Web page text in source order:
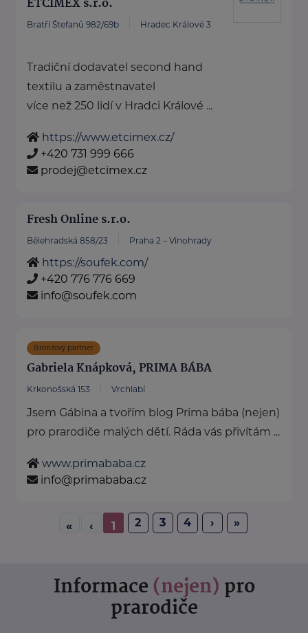
ETCIMEX s.r.o.
Bratří Štefanů 982/69b Hradec Králové 3
Tradiční dodavatel second hand
textilu a zaměstnavatel
více než 250 lidí v Hradci Králové ...
https://www.etcimex.cz/
+420 731 999 666
prodej@etcimex.cz
Fresh Online s.r.o.
Bělehradská 858/23 Praha 2 – Vinohrady
https://soufek.com/
+420 776 776 669
info@soufek.com
Bronzový partner
Gabriela Knápková, PRIMA BÁBA
Krkonošská 153 Vrchlabí
Jsem Gábina a tvořím blog Prima bába (nejen)
pro prarodiče malých dětí. Ráda vás přivítám ...
www.primababa.cz
info@primababa.cz
« ‹ 1 2 3 4 › »
Informace (nejen) pro
prarodiče